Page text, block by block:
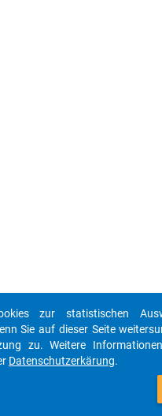
zur statistischen
Sie auf dieser Seite
zu. Weitere
Datenschutzerkärung.